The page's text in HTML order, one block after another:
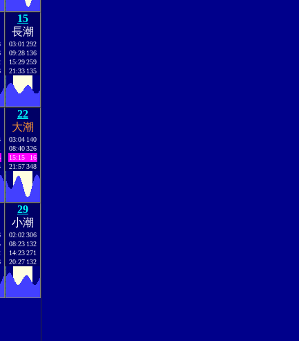
15
長潮
03:01 292
09:28 136
15:29259
21:33 135
22
大潮
03:04 140
08:40326
15:15
16
21:57348
29
小潮
02:02306
08:23 132
14:23271
20:27 132